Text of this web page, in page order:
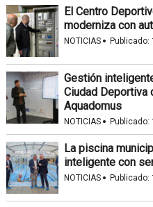
El Centro
moderniza con
NOTICIAS · Publicado:
Gestión
Ciudad Deportiva
Aquadomus
NOTICIAS · Publicado:
La piscina
inteligente con
NOTICIAS · Publicado: